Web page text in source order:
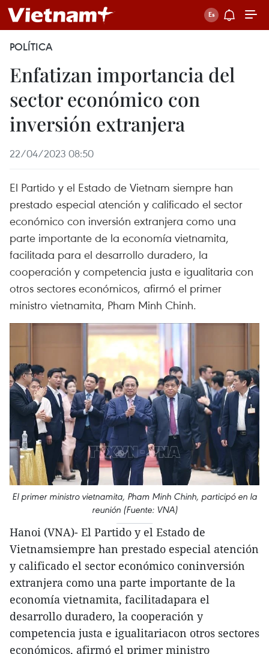
POLÍTICA
Enfatizan importancia del
sector económico con
inversión extranjera
22/04/2023 08:50
El Partido y el Estado de Vietnam siempre han
prestado especial atención y calificado el sector
económico con inversión extranjera como una
parte importante de la economía vietnamita,
facilitada para el desarrollo duradero, la
cooperación y competencia justa e igualitaria con
otros sectores económicos, afirmó el primer
ministro vietnamita, Pham Minh Chinh.
El primer ministro vietnamita, Pham Minh Chinh, participó en la
reunión (Fuente: VNA)
Hanoi (VNA)- El Partido y el Estado de
Vietnamsiempre han prestado especial atención
y calificado el sector económico coninversión
extranjera como una parte importante de la
economía vietnamita, facilitadapara el
desarrollo duradero, la cooperación y
competencia justa e igualitariacon otros sectores
económicos, afirmó el primer ministro